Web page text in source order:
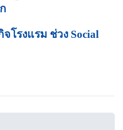
โรงแรม ช่วง Social